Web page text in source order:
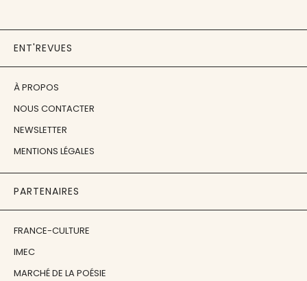
ENT'REVUES
À PROPOS
NOUS CONTACTER
NEWSLETTER
MENTIONS LÉGALES
PARTENAIRES
FRANCE-CULTURE
IMEC
MARCHÉ DE LA POÉSIE